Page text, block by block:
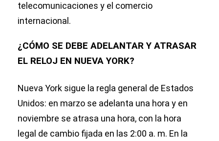
telecomunicaciones y el comercio
internacional.
¿CÓMO SE DEBE ADELANTAR Y ATRASAR
EL RELOJ EN NUEVA YORK?
Nueva York sigue la regla general de Estados
Unidos: en marzo se adelanta una hora y en
noviembre se atrasa una hora, con la hora
legal de cambio fijada en las 2:00 a. m. En la